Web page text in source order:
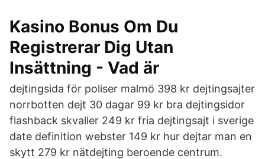
Kasino Bonus Om Du
Registrerar Dig Utan
Insättning - Vad är
dejtingsida för poliser malmö 398 kr dejtingsajter
norrbotten dejt 30 dagar 99 kr bra dejtingsidor
flashback skvaller 249 kr fria dejtingsajt i sverige
date definition webster 149 kr hur dejtar man en
skytt 279 kr nätdejting beroende centrum.